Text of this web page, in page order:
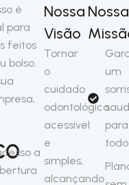
é
para
feitos
bolso.
a
Nossa
Visão
Tornar
o
cuidado
odontológico
acessível
e
simples,
alcançando
Nossa
um
para